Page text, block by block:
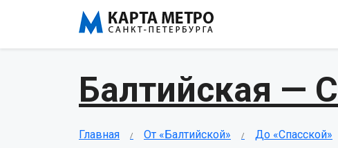
Балтийская —
Главная От «Балтийской» До «Спасской»